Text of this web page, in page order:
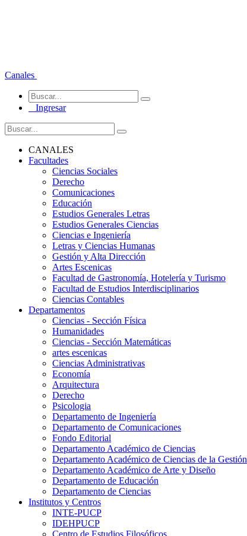
Canales
Ingresar
CANALES
Facultades
Ciencias Sociales
Derecho
Comunicaciones
Educación
Estudios Generales Letras
Estudios Generales Ciencias
Ciencias e Ingeniería
Letras y Ciencias Humanas
Gestión y Alta Dirección
Artes Escenicas
Facultad de Gastronomía, Hotelería y Turismo
Facultad de Estudios Interdisciplinarios
Ciencias Contables
Departamentos
Ciencias - Sección Física
Humanidades
Ciencias - Sección Matemáticas
artes escenicas
Ciencias Administrativas
Economía
Arquitectura
Derecho
Psicologia
Departamento de Ingeniería
Departamento de Comunicaciones
Fondo Editorial
Departamento Académico de Ciencias
Departamento Académico de Ciencias de la Gestión
Departamento Académico de Arte y Diseño
Departamento de Educación
Departamento de Ciencias
Institutos y Centros
INTE-PUCP
IDEHPUCP
Centro de Estudios Filosóficos